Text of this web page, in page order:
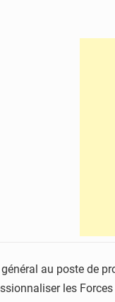
au poste de
les